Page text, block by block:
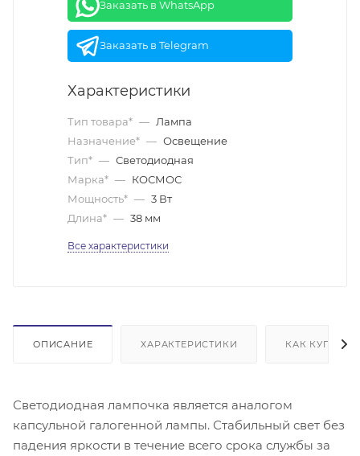
Заказать в WhatsApp
Заказать в Telegram
Характеристики
Тип товара* — Лампа
Назначение* — Освещение
Тип* — Светодиодная
Марка* — КОСМОС
Мощность* — 3 Вт
Длина* — 38 мм
Все характеристики
ОПИСАНИЕ ХАРАКТЕРИСТИКИ КАК КУПИТЬ
Светодиодная лампочка является аналогом
капсульной галогенной лампы. Стабильный свет без
падения яркости в течение всего срока службы за